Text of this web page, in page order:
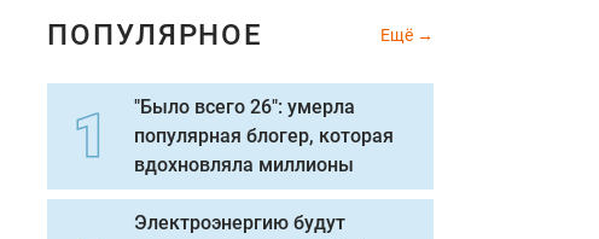
ПОПУЛЯРНОЕ Ещё
"Было всего 26": умерла
популярная блогер, которая
вдохновляла миллионы
Электроэнергию будут